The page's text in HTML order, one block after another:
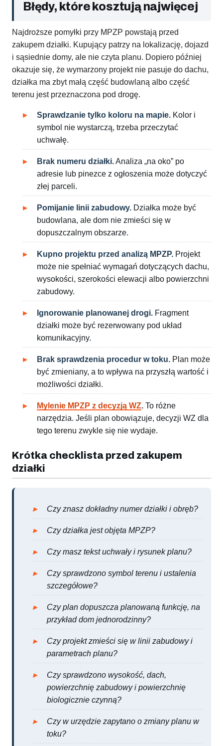
Błędy, które kosztują najwięcej
Najdroższe pomyłki przy MPZP powstają przed
zakupem działki. Kupujący patrzy na lokalizację, dojazd
i sąsiednie domy, ale nie czyta planu. Dopiero później
okazuje się, że wymarzony projekt nie pasuje do dachu,
działka ma zbyt małą część budowlaną albo część
terenu jest przeznaczona pod drogę.
Sprawdzanie tylko koloru na mapie. Kolor i
symbol nie wystarczą, trzeba przeczytać
uchwałę.
Brak numeru działki.Analiza „na oko” po
adresie lub pinezce z ogłoszenia może dotyczyć
złej parceli.
Pomijanie linii zabudowy. Działka może być
budowlana, ale dom nie zmieści się w
dopuszczalnym obszarze.
Kupno projektu przed analizą MPZP. Projekt
może nie spełniać wymagań dotyczących dachu,
wysokości, szerokości elewacji albo powierzchni
zabudowy.
Ignorowanie planowanej drogi. Fragment
działki może być rezerwowany pod układ
komunikacyjny.
Brak sprawdzenia procedur w toku. Plan może
być zmieniany, a to wpływa na przyszłą wartość i
możliwości działki.
Mylenie MPZP z decyzją WZ. To różne
narzędzia. Jeśli plan obowiązuje, decyzji WZ dla
tego terenu zwykle się nie wydaje.
Krótka checklista przed zakupem
działki
Czy znasz dokładny numer działki i obręb?
Czy działka jest objęta MPZP?
Czy masz tekst uchwały i rysunek planu?
Czy sprawdzono symbol terenu i ustalenia
szczegółowe?
Czy plan dopuszcza planowaną funkcję, na
przykład dom jednorodzinny?
Czy projekt zmieści się w linii zabudowy i
parametrach planu?
Czy sprawdzono wysokość, dach,
powierzchnię zabudowy i powierzchnię
biologicznie czynną?
Czy w urzędzie zapytano o zmiany planu w
toku?